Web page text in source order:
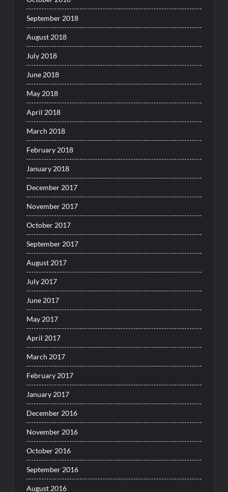
September 2018
August 2018
July 2018
June 2018
May 2018
April 2018
March 2018
February 2018
January 2018
December 2017
November 2017
October 2017
September 2017
August 2017
July 2017
June 2017
May 2017
April 2017
March 2017
February 2017
January 2017
December 2016
November 2016
October 2016
September 2016
August 2016